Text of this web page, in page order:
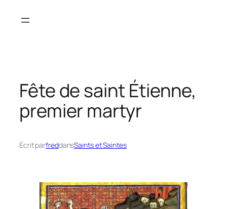
Fête de saint Étienne,
premier martyr
Écrit parfreddansSaints et Saintes